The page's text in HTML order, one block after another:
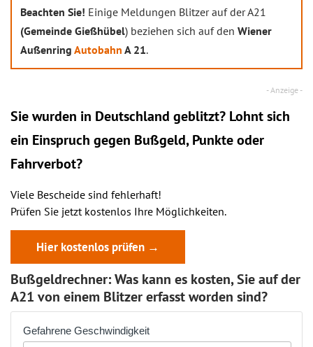
Beachten Sie! Einige Meldungen Blitzer auf der A21
(Gemeinde Gießhübel) beziehen sich auf den Wiener
Außenring Autobahn A 21.
Sie wurden in Deutschland geblitzt? Lohnt sich
ein Einspruch gegen Bußgeld, Punkte oder
Fahrverbot?
Viele Bescheide sind fehlerhaft!
Prüfen Sie jetzt kostenlos Ihre Möglichkeiten.
Hier kostenlos prüfen →
Bußgeldrechner: Was kann es kosten, Sie auf der
A21 von einem Blitzer erfasst worden sind?